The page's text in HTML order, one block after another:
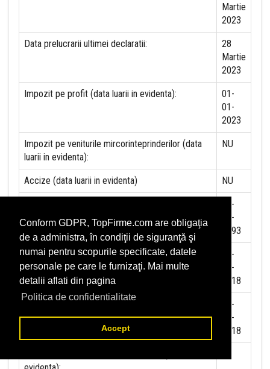
Conform GDPR, TopFirme.com are obligaţia
de a administra, în condiţii de siguranţă şi
numai pentru scopurile specificate, datele
personale pe care le furnizaţi. Mai multe
detalii aflati din pagina
Politica de confidentialitate
Accept
Martie
2023
Data prelucrarii ultimei declaratii:
28
Martie
2023
Impozit pe profit (data luarii in evidenta):
01-
01-
2023
Impozit pe veniturile mircorinteprinderilor (data
luarii in evidenta):
NU
Accize (data luarii in evidenta) NU
01-
07-
1993
Contributia la asigurari sociale (data luarii in
evidenta)
01-
01-
2018
Contributia de asigurare pentru accidente de
munca si boli profesionale datorate de angajator
(data luarii in evidenta):
01-
01-
2018